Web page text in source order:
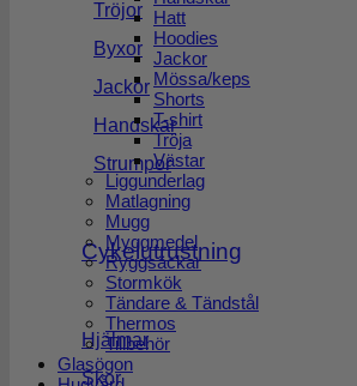
Tröjor
Byxor
Jackor
Handskar
Strumpor
Cykelutrustning
Hjälmar
Skor
Hatt
Hoodies
Jackor
Mössa/keps
Shorts
T-shirt
Tröja
Västar
Liggunderlag
Matlagning
Mugg
Myggmedel
Ryggsäckar
Stormkök
Tändare & Tändstål
Thermos
Tillbehör
Glasögon